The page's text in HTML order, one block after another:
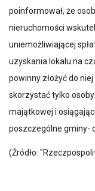
poinformował, że
nieruchomości
uniemożliwiającej
uzyskania lokalu na
powinny złożyć do
skorzystać tylko
majątkowej i
poszczególne gminy-
(Źródło: